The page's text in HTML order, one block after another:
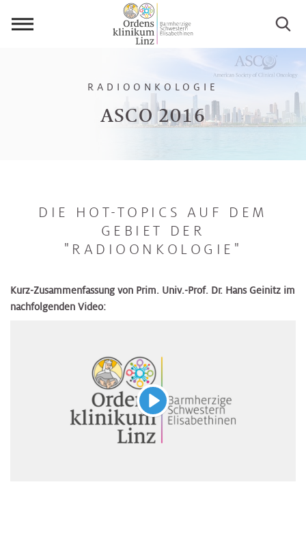
ASCO 2016
RADIOONKOLOGIE
DIE HOT-TOPICS AUF DEM
GEBIET DER
"RADIOONKOLOGIE"
Kurz-Zusammenfassung von Prim. Univ.-Prof. Dr. Hans Geinitz im
nachfolgenden Video:
Abspielen